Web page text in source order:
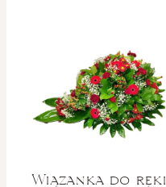
Wiązanka do ręki